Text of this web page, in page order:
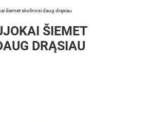
šiemet skolinosi daug drąsiau
ŠIEMET
DRĄSIAU